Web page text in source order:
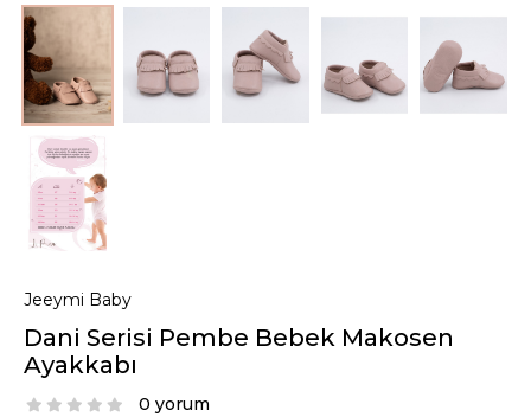
Jeeymi Baby
Dani Serisi Pembe Bebek Makosen
Ayakkabı
0 yorum